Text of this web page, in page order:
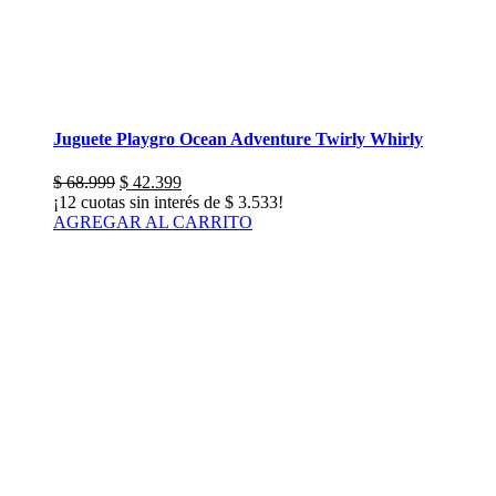
Juguete Playgro Ocean Adventure Twirly Whirly
$68.999 El
precio
original
$ 42.399El
precio
actual
¡12 cuotas sin interés de $ 3.533!
AGREGAR AL CARRITO